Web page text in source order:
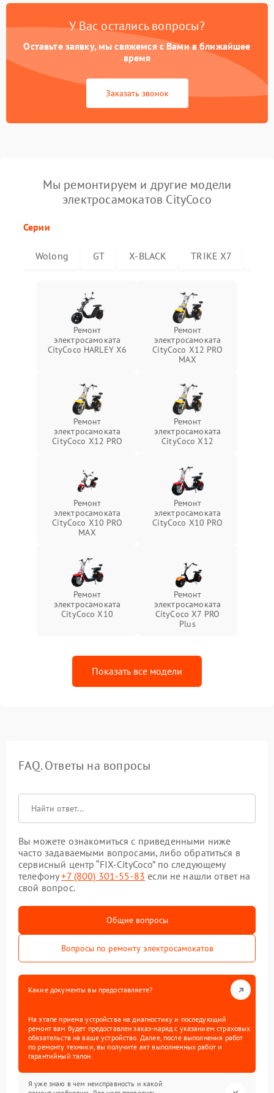
У Вас остались вопросы?
Оставьте заявку, мы свяжемся с Вами в ближайшее
время
Заказать звонок
Мы ремонтируем и другие модели
электросамокатов CityCoco
Серии
Wolong GT X-BLACK TRIKE X7
Ремонт
электросамоката
CityCoco HARLEY X6
Ремонт
электросамоката
CityCoco X12 PRO
MAX
Ремонт
электросамоката
CityCoco X12 PRO
Ремонт
электросамоката
CityCoco X12
Ремонт
электросамоката
CityCoco X10 PRO
MAX
Ремонт
электросамоката
CityCoco X10 PRO
Ремонт
электросамоката
CityCoco X10
Ремонт
электросамоката
CityCoco X7 PRO
Plus
Показать все модели
FAQ. Ответы на вопросы
Вы можете ознакомиться с приведенными ниже
часто задаваемыми вопросами, либо обратиться в
сервисный центр “FIX-CityCoco” по следующему
телефону+7 (800) 301-55-83 если не нашли ответ на
свой вопрос.
Общие вопросы
Вопросы по ремонту электросамокатов
Какие документы вы предоставляете?
На этапе приема устройства на диагностику и последующий
ремонт вам будет предоставлен заказ-наряд с указанием страховых
обязательств на ваше устройство. Далее, после выполнения работ
по ремонту техники, вы получите акт выполненных работ и
гарантийный талон.
Я уже знаю в чем неисправность и какой